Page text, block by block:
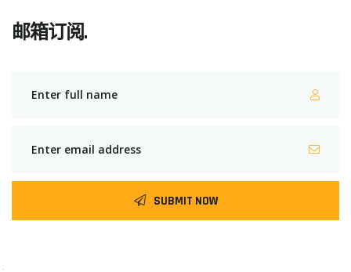
邮箱订阅.
SUBMIT NOW